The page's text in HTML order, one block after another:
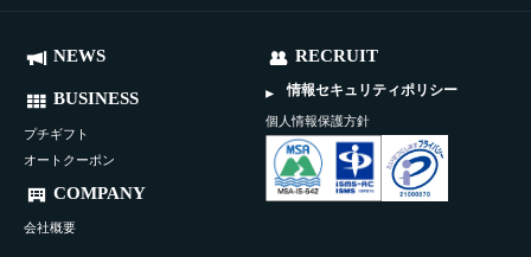
NEWS
BUSINESS
プチギフト
オートクーポン
COMPANY
会社概要
RECRUIT
情報セキュリティポリシー
個人情報保護方針